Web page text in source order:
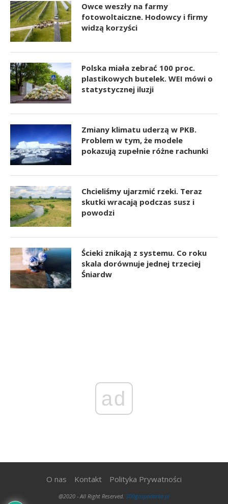
Owce weszły na farmy
fotowoltaiczne. Hodowcy i firmy
widzą korzyści
Polska miała zebrać 100 proc.
plastikowych butelek. WEI mówi o
statystycznej iluzji
Zmiany klimatu uderzą w PKB.
Problem w tym, że modele
pokazują zupełnie różne rachunki
Chcieliśmy ujarzmić rzeki. Teraz
skutki wracają podczas susz i
powodzi
Ścieki znikają z systemu. Co roku
skala dorównuje jednej trzeciej
Śniardw
ad
O nas Kontakt Polityka Prywatności
@2020 - All Right Reserved. 300gospodarka.pl